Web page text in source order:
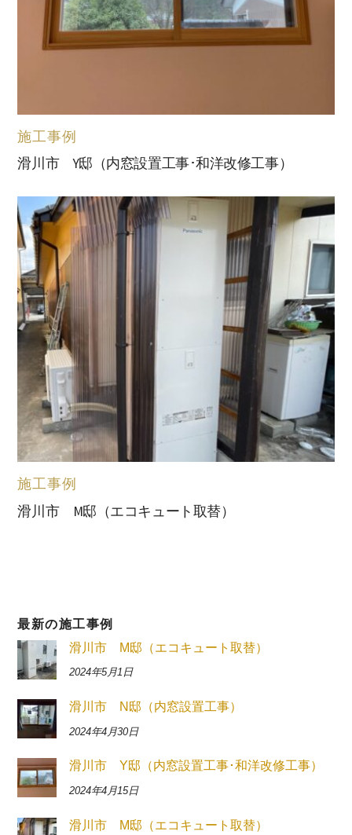
施工事例
滑川市 Y邸（内窓設置工事･和洋改修工事）
施工事例
滑川市 M邸（エコキュート取替）
最新の施工事例
滑川市 M邸（エコキュート取替）
2024年5月1日
滑川市 N邸（内窓設置工事）
2024年4月30日
滑川市 Y邸（内窓設置工事･和洋改修工事）
2024年4月15日
滑川市 M邸（エコキュート取替）